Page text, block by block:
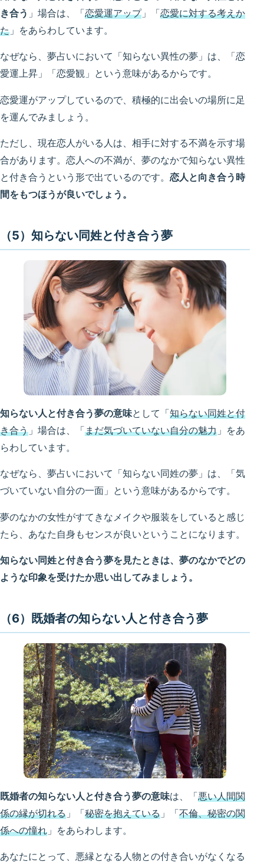
き合う 」場合は、「恋愛運アップ」「恋愛に対する考えか
た 」をあらわしています。
なぜなら、夢占いにおいて「知らない異性の夢」は、「恋
愛運上昇」「恋愛観」という意味があるからです。
恋愛運がアップしているので、積極的に出会いの場所に足
を運んでみましょう。
ただし、現在恋人がいる人は、相手に対する不満を示す場
合があります。恋人への不満が、夢のなかで知らない異性
と付き合うという形で出ているのです。 恋人と向き合う時
間をもつほうが良いでしょう。
（5）知らない同姓と付き合う夢
知らない人と付き合う夢の意味として「知らない同姓と付
き合う 」場合は、「まだ気づいていない自分の魅力 」をあ
らわしています。
なぜなら、夢占いにおいて「知らない同姓の夢」は、「気
づいていない自分の一面」という意味があるからです。
夢のなかの女性がすてきなメイクや服装をしていると感じ
たら、あなた自身もセンスが良いということになります。
知らない同姓と付き合う夢を見たときは、夢のなかでどの
ような印象を受けたか思い出してみましょう。
（6）既婚者の知らない人と付き合う夢
既婚者の知らない人と付き合う夢の意味は、「悪い人間関
係の縁が切れる 」「秘密を抱えている 」「不倫、秘密の関
係への憧れ 」をあらわします。
あなたにとって、悪縁となる人物との付き合いがなくなる